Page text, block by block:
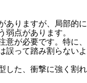
ありますが、局部的に
弱点があります。
意が必要です。特に、
誤って踏み割らないよ
した、衝撃に強く割れ